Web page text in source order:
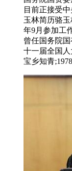
目前正接受
玉林简历骆玉
年9月参加工
曾任国务院
十一届全国人
宝乡知青